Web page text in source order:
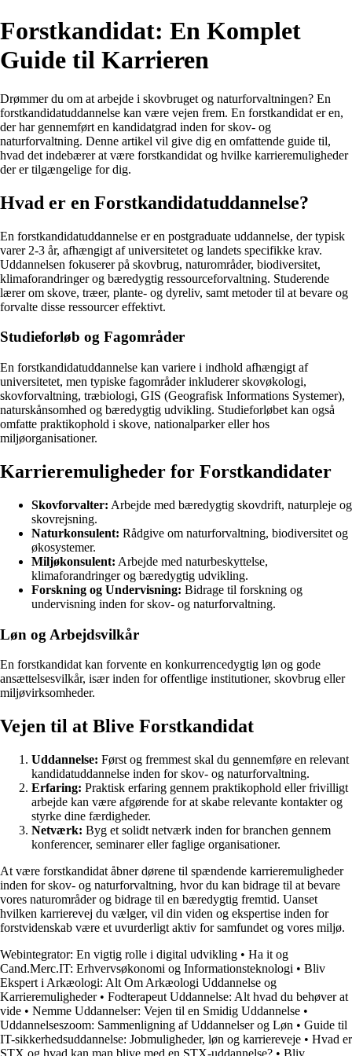
Forstkandidat: En Komplet
Guide til Karrieren
Drømmer du om at arbejde i skovbruget og naturforvaltningen? En
forstkandidatuddannelse kan være vejen frem. En forstkandidat er en,
der har gennemført en kandidatgrad inden for skov- og
naturforvaltning. Denne artikel vil give dig en omfattende guide til,
hvad det indebærer at være forstkandidat og hvilke karrieremuligheder
der er tilgængelige for dig.
Hvad er en Forstkandidatuddannelse?
En forstkandidatuddannelse er en postgraduate uddannelse, der typisk
varer 2-3 år, afhængigt af universitetet og landets specifikke krav.
Uddannelsen fokuserer på skovbrug, naturområder, biodiversitet,
klimaforandringer og bæredygtig ressourceforvaltning. Studerende
lærer om skove, træer, plante- og dyreliv, samt metoder til at bevare og
forvalte disse ressourcer effektivt.
Studieforløb og Fagområder
En forstkandidatuddannelse kan variere i indhold afhængigt af
universitetet, men typiske fagområder inkluderer skovøkologi,
skovforvaltning, træbiologi, GIS (Geografisk Informations Systemer),
naturskånsomhed og bæredygtig udvikling. Studieforløbet kan også
omfatte praktikophold i skove, nationalparker eller hos
miljøorganisationer.
Karrieremuligheder for Forstkandidater
Skovforvalter: Arbejde med bæredygtig skovdrift, naturpleje og
skovrejsning.
Naturkonsulent: Rådgive om naturforvaltning, biodiversitet og
økosystemer.
Miljøkonsulent: Arbejde med naturbeskyttelse,
klimaforandringer og bæredygtig udvikling.
Forskning og Undervisning: Bidrage til forskning og
undervisning inden for skov- og naturforvaltning.
Løn og Arbejdsvilkår
En forstkandidat kan forvente en konkurrencedygtig løn og gode
ansættelsesvilkår, især inden for offentlige institutioner, skovbrug eller
miljøvirksomheder.
Vejen til at Blive Forstkandidat
Uddannelse: Først og fremmest skal du gennemføre en relevant
kandidatuddannelse inden for skov- og naturforvaltning.
Erfaring: Praktisk erfaring gennem praktikophold eller frivilligt
arbejde kan være afgørende for at skabe relevante kontakter og
styrke dine færdigheder.
Netværk: Byg et solidt netværk inden for branchen gennem
konferencer, seminarer eller faglige organisationer.
At være forstkandidat åbner dørene til spændende karrieremuligheder
inden for skov- og naturforvaltning, hvor du kan bidrage til at bevare
vores naturområder og bidrage til en bæredygtig fremtid. Uanset
hvilken karrierevej du vælger, vil din viden og ekspertise inden for
forstvidenskab være et uvurderligt aktiv for samfundet og vores miljø.
Webintegrator: En vigtig rolle i digital udvikling • Ha it og
Cand.Merc.IT: Erhvervsøkonomi og Informationsteknologi • Bliv
Ekspert i Arkæologi: Alt Om Arkæologi Uddannelse og
Karrieremuligheder• Fodterapeut Uddannelse: Alt hvad du behøver at
vide • Nemme Uddannelser: Vejen til en Smidig Uddannelse •
Uddannelseszoom: Sammenligning af Uddannelser og Løn • Guide til
IT-sikkerhedsuddannelse: Jobmuligheder, løn og karriereveje • Hvad er